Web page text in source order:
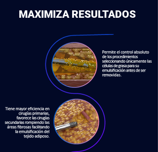
MAXIMIZA RESULTADOS